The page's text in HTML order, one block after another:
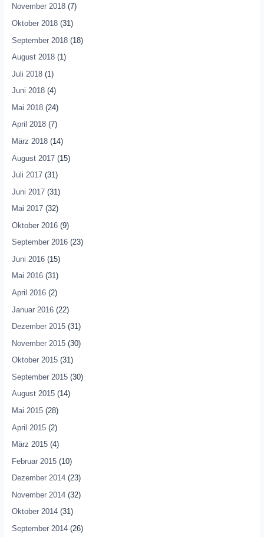
November 2018(7)
Oktober 2018(31)
September 2018(18)
August 2018(1)
Juli 2018(1)
Juni 2018(4)
Mai 2018(24)
April 2018(7)
März 2018(14)
August 2017(15)
Juli 2017(31)
Juni 2017(31)
Mai 2017(32)
Oktober 2016(9)
September 2016(23)
Juni 2016(15)
Mai 2016(31)
April 2016(2)
Januar 2016(22)
Dezember 2015(31)
November 2015(30)
Oktober 2015(31)
September 2015(30)
August 2015(14)
Mai 2015(28)
April 2015(2)
März 2015(4)
Februar 2015(10)
Dezember 2014(23)
November 2014(32)
Oktober 2014(31)
September 2014(26)